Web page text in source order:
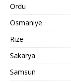
Ordu
Osmaniye
Rize
Sakarya
Samsun